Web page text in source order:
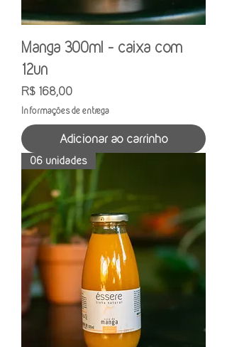
Manga 300ml - caixa com
12un
Preço
R$ 168,00
Informações de entrega
Adicionar ao carrinho
06 unidades